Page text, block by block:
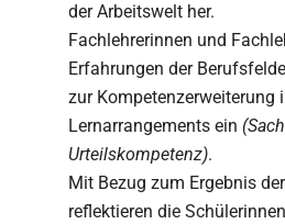
der Arbeitswelt her.
Fachlehrerinnen und
Erfahrungen der
zur Kompetenzerweiterung
Lernarrangements ein
Urteilskompetenz).
Mit Bezug zum Ergebnis
reflektieren die